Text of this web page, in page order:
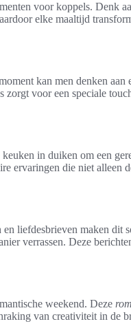
voor koppels. Denk
elke maaltijd
kan men denken aan
zorgt voor een speciale
in duiken om een
ervaringen die niet alleen
liefdesbrieven maken dit
verrassen. Deze
weekend. Deze
van creativiteit in de